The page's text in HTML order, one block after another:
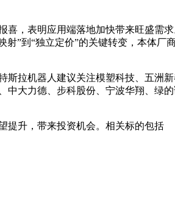
，表明应用端落地加快带来旺盛需
”到“独立定价”的关键转变，本体
拉机器人建议关注模塑科技、五洲
大力德、步科股份、宁波华翔、绿
提升，带来投资机会。相关标的包括